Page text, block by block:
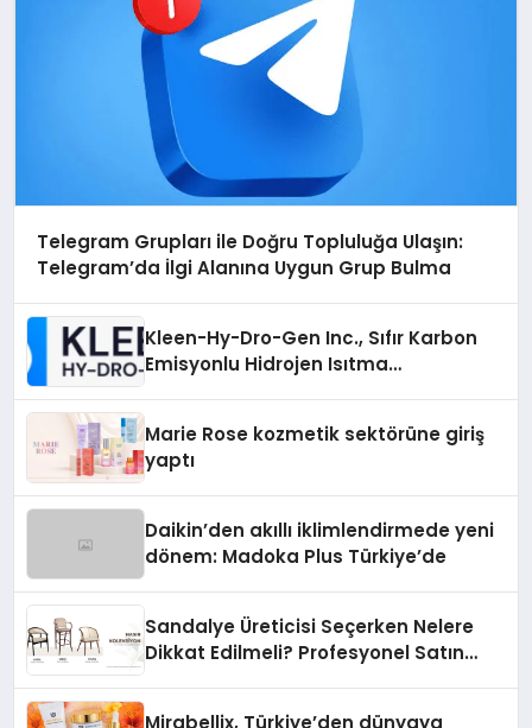
Telegram Grupları ile Doğru Topluluğa Ulaşın:
Telegram’da İlgi Alanına Uygun Grup Bulma
Kleen-Hy-Dro-Gen Inc., Sıfır Karbon
Emisyonlu Hidrojen Isıtma
Marie Rose kozmetik sektörüne giriş
yaptı
Daikin’den akıllı iklimlendirmede yeni
dönem: Madoka Plus Türkiye’de
Sandalye Üreticisi Seçerken Nelere
Dikkat Edilmeli? Profesyonel Satın